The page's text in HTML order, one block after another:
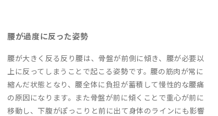
腰が過度に反った姿勢
腰が大きく反る反り腰は、骨盤が前側に傾き、腰が必要以
上に反ってしまうことで起こる姿勢です。腰の筋肉が常に
縮んだ状態となり、腰全体に負担が蓄積して慢性的な腰痛
の原因になります。また骨盤が前に傾くことで重心が前に
移動し、下腹がぽっこりと前に出て身体のラインにも影響